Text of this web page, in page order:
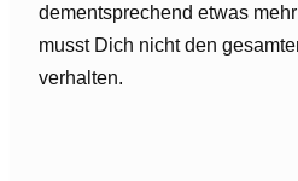
dementsprechend etwas
musst Dich nicht den
verhalten.